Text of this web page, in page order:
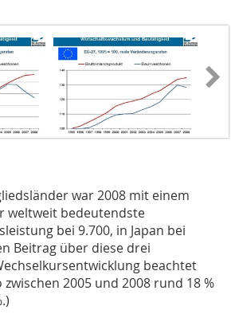
war 2008 mit einem
weltweit bedeutendste
bei 9.700, in Japan bei
Beitrag über diese drei
beachtet
2005 und 2008 rund 18 %